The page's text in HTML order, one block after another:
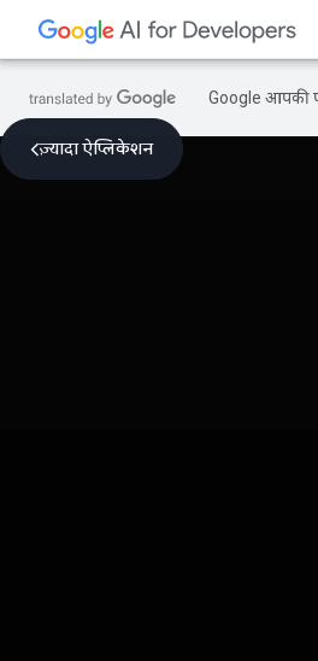
Google आपकी
ज़्यादा ऐप्लिकेशन